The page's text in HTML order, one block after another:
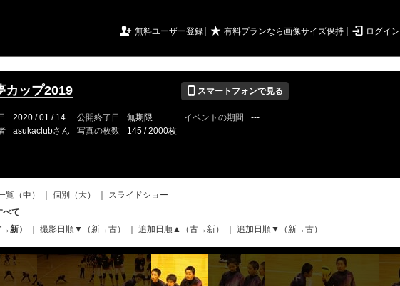
 無料ユーザー登録 ★ 有料プランなら画像サイズ保持  ログイン
カップ2019 📱 スマートフォンで見る
2020 / 01 / 14 公開終了日 無期限 イベントの期間
---
asukaclubさん 写真の枚数 145 / 2000枚
覧（中） 個別（大）
スライドショー
べて
新）
撮影日順▼（新→古） 追加日順▲（古→新） 追加日順▼（新→古）